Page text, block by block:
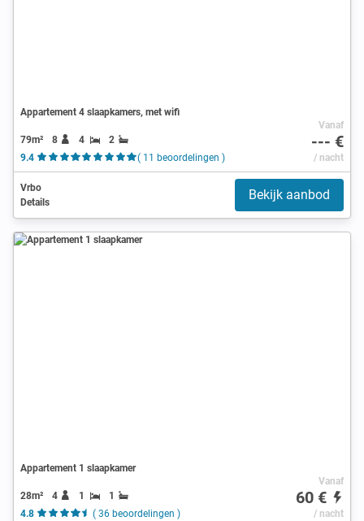
Appartement 4 slaapkamers, met wifi
79m² 8 4
2
9.4
( 11 beoordelingen )
Vanaf
--- €
/ nacht
Vrbo
Details
Bekijk aanbod
Appartement 1 slaapkamer
28m² 4 1
1
4.8
( 36 beoordelingen )
Vanaf
60 €
/ nacht